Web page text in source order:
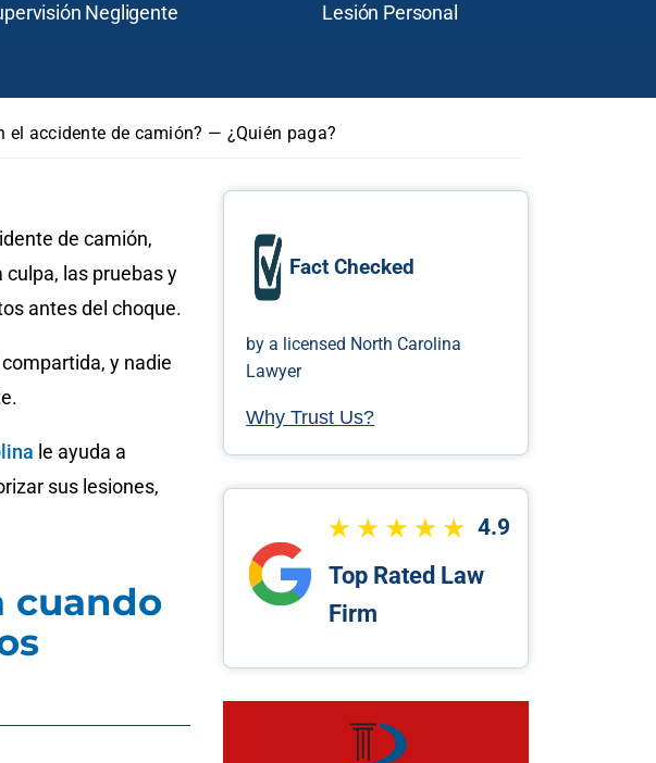
Negligente Lesión Personal
accidente de camión? — ¿Quién paga?
de camión,
las pruebas y
antes del choque.
y nadie
le ayuda a
sus lesiones,
cuando
Fact Checked
by a licensed North Carolina
Lawyer
Why Trust Us?
4.9
Top Rated Law
Firm